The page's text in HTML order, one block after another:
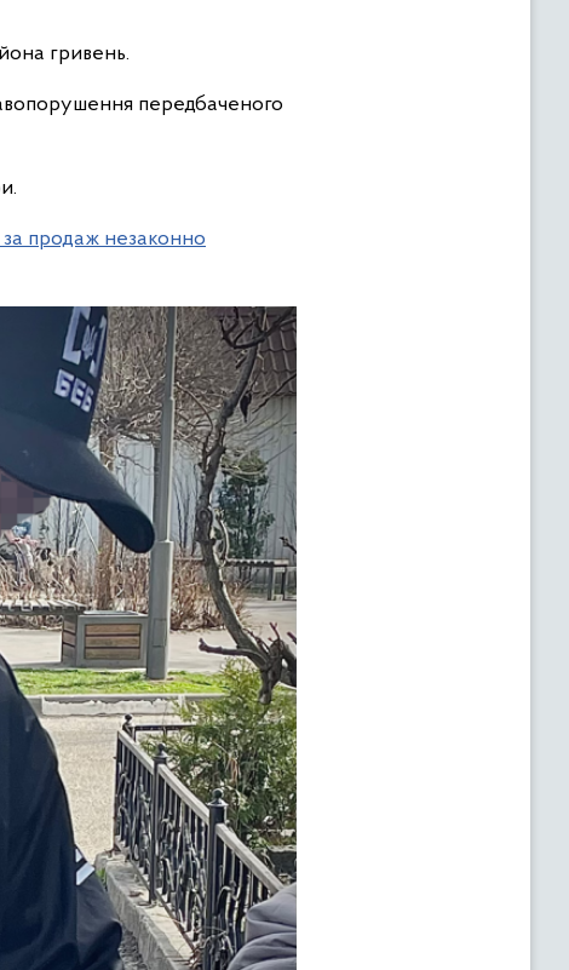
гривень.
передбаченого
продаж незаконно